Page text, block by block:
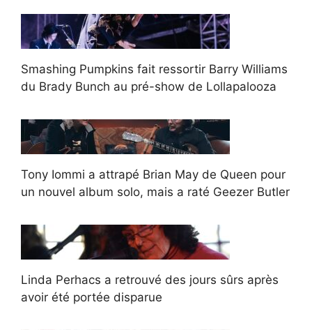
Smashing Pumpkins fait ressortir Barry Williams
du Brady Bunch au pré-show de Lollapalooza
Tony Iommi a attrapé Brian May de Queen pour
un nouvel album solo, mais a raté Geezer Butler
Linda Perhacs a retrouvé des jours sûrs après
avoir été portée disparue